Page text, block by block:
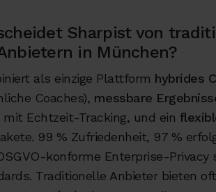
Sharpist von
in München?
als einzige Plattform hybrides
Coaches), messbare
mit Echtzeit-Tracking, und ein
99 % Zufriedenheit, 97 %
konforme Enterprise-Privacy
Traditionelle Anbieter bieten